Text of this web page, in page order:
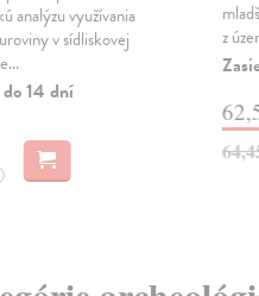
analýzu využívania
v sídliskovej
14 dní
z